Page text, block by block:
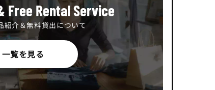
Free Rental Service
紹介＆無料貸出について
一覧を見る